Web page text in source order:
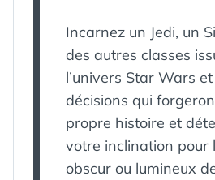
Incarnez un Jedi, un
des autres classes
l’univers Star Wars
décisions qui
propre histoire et
votre inclination pour
obscur ou lumineux